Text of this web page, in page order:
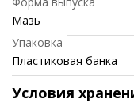
Мазь
Упаковка
Пластиковая банка
Условия